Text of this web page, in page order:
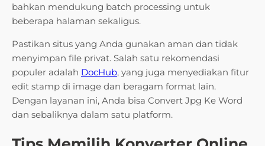
bahkan mendukung batch processing untuk
beberapa halaman sekaligus.
Pastikan situs yang Anda gunakan aman dan tidak
menyimpan file privat. Salah satu rekomendasi
populer adalah DocHub, yang juga menyediakan fitur
edit stamp di image dan beragam format lain.
Dengan layanan ini, Anda bisa Convert Jpg Ke Word
dan sebaliknya dalam satu platform.